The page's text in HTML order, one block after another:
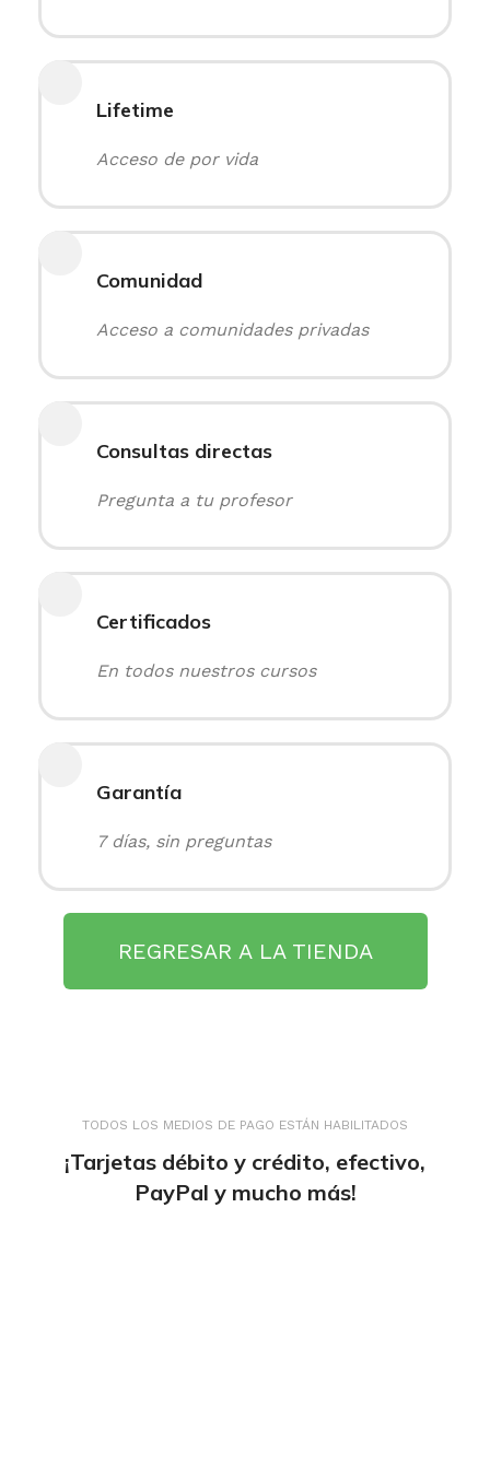
Lifetime
Acceso de por vida
Comunidad
Acceso a comunidades privadas
Consultas directas
Pregunta a tu profesor
Certificados
En todos nuestros cursos
Garantía
7 días, sin preguntas
REGRESAR A LA TIENDA
TODOS LOS MEDIOS DE PAGO ESTÁN HABILITADOS
¡Tarjetas débito y crédito, efectivo,
PayPal y mucho más!